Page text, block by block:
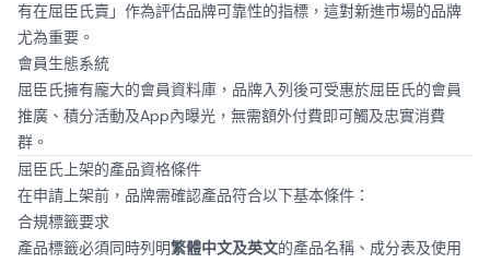
有在屈臣氏賣」作為評估品牌可靠性的指標，這對新進市場的品牌
尤為重要。
會員生態系統
屈臣氏擁有龐大的會員資料庫，品牌入列後可受惠於屈臣氏的會員
推廣、積分活動及App內曝光，無需額外付費即可觸及忠實消費
群。
屈臣氏上架的產品資格條件
在申請上架前，品牌需確認產品符合以下基本條件：
合規標籤要求
產品標籤必須同時列明繁體中文及英文的產品名稱、成分表及使用